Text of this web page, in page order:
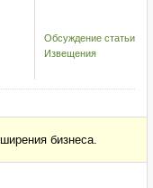
Обсуждение статьи
Извещения
бизнеса.